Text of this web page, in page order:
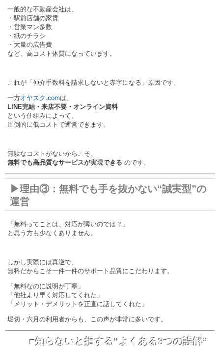
一般的な不動産会社は、
・駅前店舗の家賃
・営業マン多数
・紙のチラシ
・大量の広告費
など、高コスト体質になっています。
これが「仲介手数料を請求しないと赤字になる」原因です。
一方オヤスク.comは、
LINE完結・来店不要・オンライン資料
という仕組みによって、
圧倒的に低コストで運営できます。
無駄なコストがないからこそ、
無料でも高品質なサービスが実現できる のです。
▶理由③：無料でも手を抜かない“誠実型”の
運営
「無料ってことは、対応が薄いのでは？」
と思う方も少なくありません。
しかし実際には真逆で、
無料だからこそ一件一件のサポート品質にこだわります。
「無料なのに説明が丁寧」
「他社より早く対応してくれた」
「メリット・デメリットを正直に話してくれた」
堀切・六月の利用者からも、この声が非常に多いです。
■知らないと損する“よくある3つの誤解”